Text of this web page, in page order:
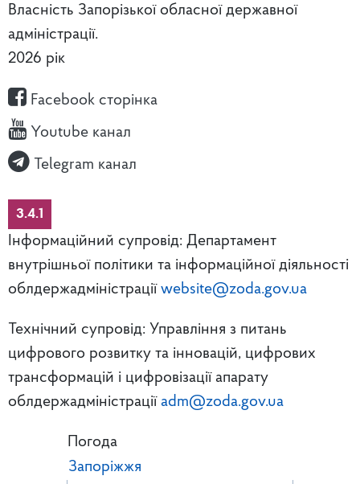
Власність Запорізької обласної державної
адміністрації.
2026 рік
Facebook сторінка
Youtube канал
Telegram канал
3.4.1
Інформаційний супровід: Департамент
внутрішньої політики та інформаційної діяльності
облдержадміністрації website@zoda.gov.ua
Технічний супровід: Управління з питань
цифрового розвитку та інновацій, цифрових
трансформацій і цифровізації апарату
облдержадміністрації adm@zoda.gov.ua
Погода
Запоріжжя